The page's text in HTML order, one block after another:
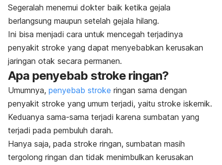
Segeralah menemui dokter baik ketika gejala
berlangsung maupun setelah gejala hilang.
Ini bisa menjadi cara untuk mencegah terjadinya
penyakit stroke yang dapat menyebabkan kerusakan
jaringan otak secara permanen.
Apa penyebab stroke ringan?
Umumnya, penyebab stroke ringan sama dengan
penyakit stroke yang umum terjadi, yaitu stroke iskemik.
Keduanya sama-sama terjadi karena sumbatan yang
terjadi pada pembuluh darah.
Hanya saja, pada stroke ringan, sumbatan masih
tergolong ringan dan tidak menimbulkan kerusakan